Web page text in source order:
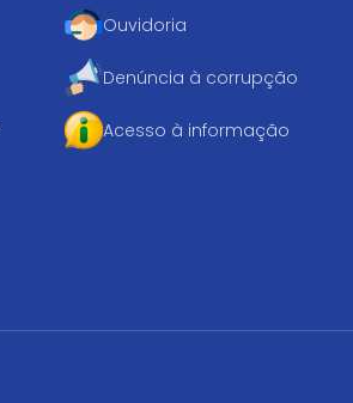
Ouvidoria
Denúncia à corrupção
Acesso à informação